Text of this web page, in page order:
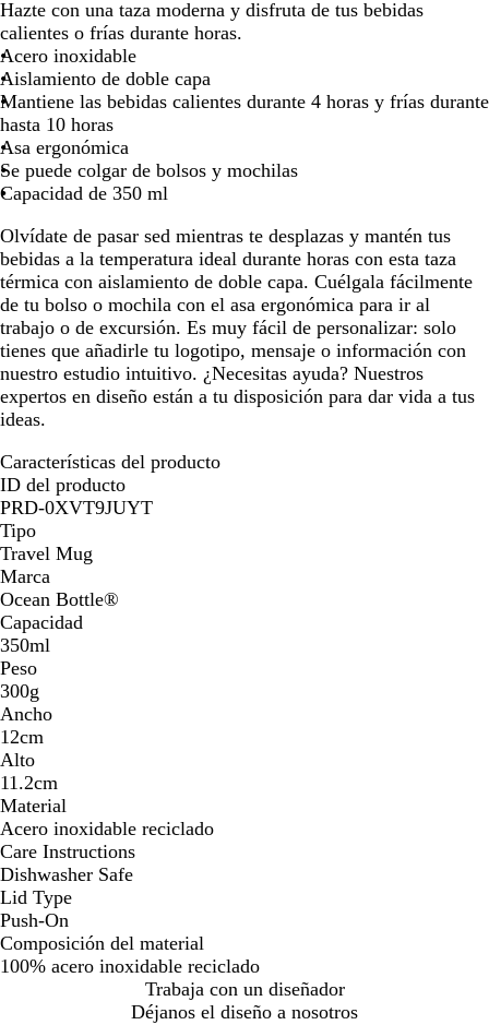
moverte
por
la
imagen
moverte
por
la
imagen
moverte
por
la
imagen
moverte
por
imagen
moverte
imagen
moverte
imagen
moverte
imagen
moverte
imagen
c
e
r
o
i
n
o
x
i
a
b
l
e
e
g
r
o
o
b
s
i
d
a
n
a
Hazte con una taza moderna y disfruta de tus bebidas
calientes o frías durante horas.
Acero inoxidable
Aislamiento de doble capa
Mantiene las bebidas calientes durante 4 horas y frías durante
hasta 10 horas
Asa ergonómica
Se puede colgar de bolsos y mochilas
Capacidad de 350 ml
Olvídate de pasar sed mientras te desplazas y mantén tus
bebidas a la temperatura ideal durante horas con esta taza
térmica con aislamiento de doble capa. Cuélgala fácilmente
de tu bolso o mochila con el asa ergonómica para ir al
trabajo o de excursión. Es muy fácil de personalizar: solo
tienes que añadirle tu logotipo, mensaje o información con
nuestro estudio intuitivo. ¿Necesitas ayuda? Nuestros
expertos en diseño están a tu disposición para dar vida a tus
ideas.
Características del producto
ID del producto
PRD-0XVT9JUYT
Tipo
Travel Mug
Marca
Ocean Bottle®
Capacidad
350ml
Peso
300g
Ancho
12cm
Alto
11.2cm
Material
Acero inoxidable reciclado
Care Instructions
Dishwasher Safe
Lid Type
Push-On
Composición del material
100% acero inoxidable reciclado
Trabaja con un diseñador
Déjanos el diseño a nosotros